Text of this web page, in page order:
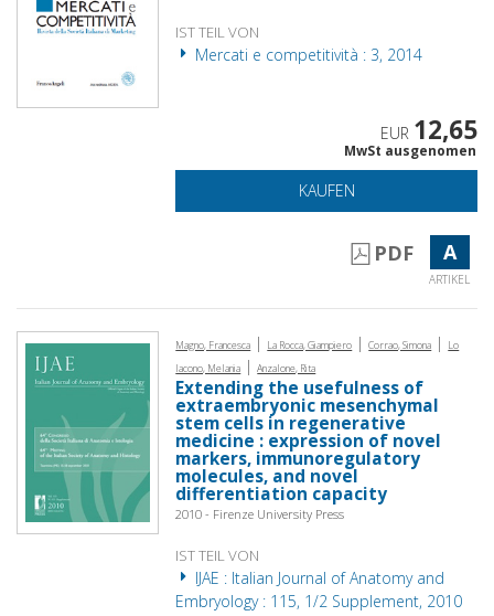
IST TEIL VON
Mercati e competitività : 3, 2014
EUR 12,65
MwSt ausgenomen
KAUFEN
PDF A
ARTIKEL
Magno, Francesca | La Rocca, Giampiero | Corrao, Simona |
Lo
Iacono, Melania | Anzalone, Rita
Extending the usefulness of
extraembryonic mesenchymal
stem cells in regenerative
medicine : expression of novel
markers, immunoregulatory
molecules, and novel
differentiation capacity
2010 - Firenze University Press
IST TEIL VON
IJAE : Italian Journal of Anatomy and
Embryology : 115, 1/2 Supplement, 2010